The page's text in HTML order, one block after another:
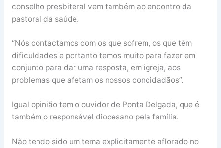
conselho presbiteral vem também ao encontro da
pastoral da saúde.
“Nós contactamos com os que sofrem, os que têm
dificuldades e portanto temos muito para fazer em
conjunto para dar uma resposta, em igreja, aos
problemas que afetam os nossos concidadãos”.
Igual opinião tem o ouvidor de Ponta Delgada, que é
também o responsável diocesano pela família.
Não tendo sido um tema explicitamente aflorado no